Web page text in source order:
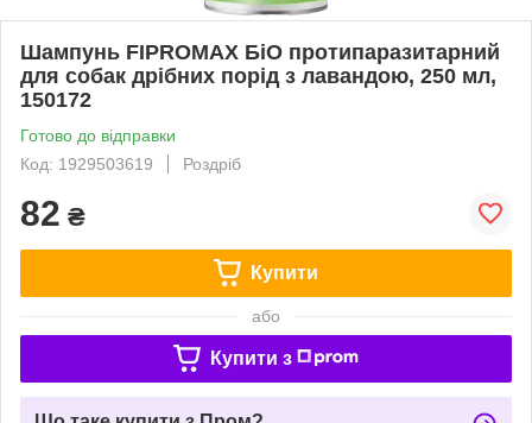
Шампунь FIPROMAX БіО протипаразитарний
для собак дрібних порід з лавандою, 250 мл,
150172
Готово до відправки
Код: 1929503619
Роздріб
82 ₴
Купити
або
Купити з